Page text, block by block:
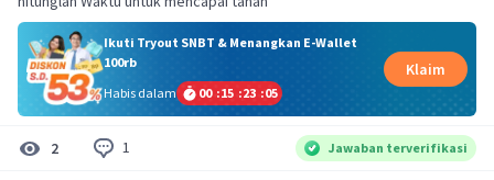
Ikuti Tryout SNBT & Menangkan E-Wallet
100rb
Habis dalam
00 :15 :23 :05
Klaim
2 1 Jawaban terverifikasi